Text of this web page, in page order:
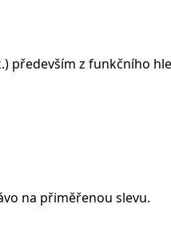
především z funkčního
na přiměřenou slevu.